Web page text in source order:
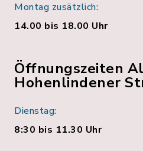
Montag zusätzlich:
14.00 bis 18.00 Uhr
Öffnungszeiten
Hohenlindener
Dienstag:
8:30 bis 11.30 Uhr